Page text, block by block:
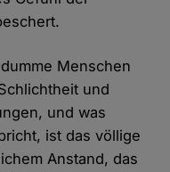
Menschen
und
und was
ist das völlige
Anstand, das